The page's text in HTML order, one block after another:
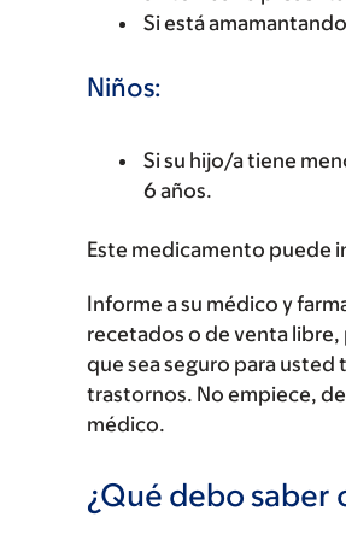
Si está
Niños:
Si su hijo/a tiene
6 años.
Este medicamento puede
Informe a su médico y
recetados o de venta
que sea seguro para
trastornos. No empiece,
médico.
¿Qué debo saber